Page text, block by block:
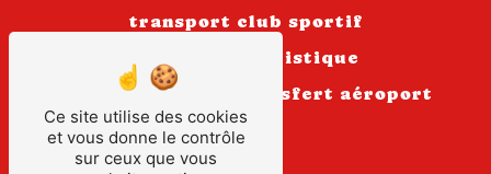
transport club sportif
transport touristique
autocar
ligne scolaire
voyage
transfert aéroport
Ce site utilise des cookies
et vous donne le contrôle
sur ceux que vous